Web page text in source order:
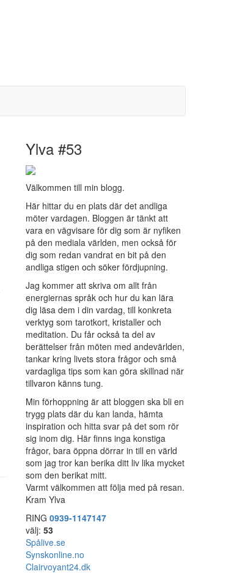
Ylva #53
Välkommen till min blogg.
Här hittar du en plats där det andliga
möter vardagen. Bloggen är tänkt att
vara en vägvisare för dig som är nyfiken
på den mediala världen, men också för
dig som redan vandrat en bit på den
andliga stigen och söker fördjupning.
Jag kommer att skriva om allt från
energiernas språk och hur du kan lära
dig läsa dem i din vardag, till konkreta
verktyg som tarotkort, kristaller och
meditation. Du får också ta del av
berättelser från möten med andevärlden,
tankar kring livets stora frågor och små
vardagliga tips som kan göra skillnad när
tillvaron känns tung.
Min förhoppning är att bloggen ska bli en
trygg plats där du kan landa, hämta
inspiration och hitta svar på det som rör
sig inom dig. Här finns inga konstiga
frågor, bara öppna dörrar in till en värld
som jag tror kan berika ditt liv lika mycket
som den berikat mitt.
Varmt välkommen att följa med på resan.
Kram Ylva
RING 0939-1147147
välj: 53
Spålive.se
Synskonline.no
Clairvoyant24.dk